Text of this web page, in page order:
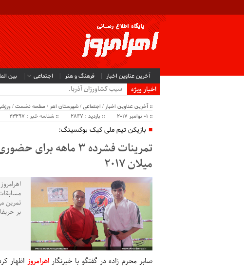
آخرین عناوین اخبار فرهنگ و هنر اجتماعی بین
اخبار ویژه
سیب کشاورزان آذربایجان شرقی و غربی روی
آخرین عناوین اخبار / اجتماعی/شهرستان اهر /صفحه نخست/
01 نوامبر 2017
بازدید : 2847 شناسه خبر : 23297
بازیکن تیم ملی کیک بوکسینگ:
تمرینات فشرده 3 ماهه
میلان 2017
تمرین
بر
صابر محرم زاده در گفتگو با خبرنگاراهرامروز